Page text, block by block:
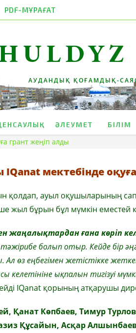
PDF-МҰРАҒАТ
АУДАНДЫҚ ҚОҒАМДЫҚ-
ӘЛЕУМЕТ БІЛІМ
грант жеңіп алды
мектебінде
қолдап, ауыл оқушыларының
жыл бұрын бұл мүмкін еместей
жаңалықтардан ғана көріп
болып отыр. Кейде бір
Ал өз еңбегімен жетістікке
ықпалын тигізуі
IQanat қорының атқарушы
Қанат Көпбаев, Тимур
Құсайын, Асқар